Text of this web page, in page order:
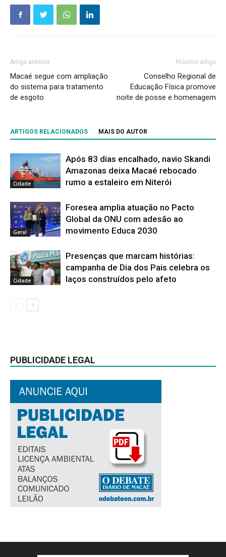
Artigo anterior
Macaé segue com ampliação
do sistema para tratamento
de esgoto
Próximo artigo
Conselho Regional de
Educação Física promove
noite de posse e homenagem
ARTIGOS RELACIONADOS MAIS DO AUTOR
Cidade
Após 83 dias encalhado, navio Skandi
Amazonas deixa Macaé rebocado
rumo a estaleiro em Niterói
Geral
Foresea amplia atuação no Pacto
Global da ONU com adesão ao
movimento Educa 2030
Cidade
Presenças que marcam histórias:
campanha de Dia dos Pais celebra os
laços construídos pelo afeto
PUBLICIDADE LEGAL